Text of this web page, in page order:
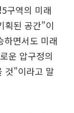
구역의 미래
획된 공간”이
하면서도 미래
운 압구정의
것”이라고 말